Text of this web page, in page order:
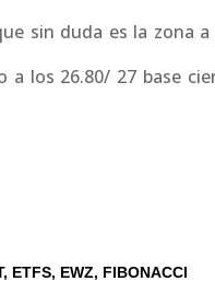
sin duda es la zona
los 26.80/ 27 base
ETFS EWZ FIBONACCI